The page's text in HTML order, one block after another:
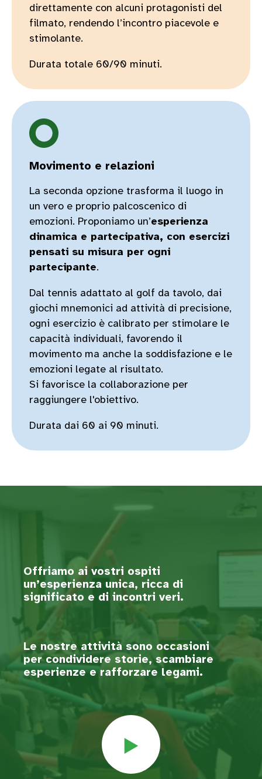
direttamente con alcuni protagonisti del
filmato, rendendo l’incontro piacevole e
stimolante.
Durata totale 60/90 minuti.
Movimento e relazioni
La seconda opzione trasforma il luogo in
un vero e proprio palcoscenico di
emozioni. Proponiamo un’esperienza
dinamica e partecipativa, con esercizi
pensati su misura per ogni
partecipante.
Dal tennis adattato al golf da tavolo, dai
giochi mnemonici ad attività di precisione,
ogni esercizio è calibrato per stimolare le
capacità individuali, favorendo il
movimento ma anche la soddisfazione e le
emozioni legate al risultato.
Si favorisce la collaborazione per
raggiungere l'obiettivo.
Durata dai 60 ai 90 minuti.
Offriamo ai vostri ospiti
un’esperienza unica, ricca di
significato e di incontri veri.
Le nostre attività sono occasioni
per condividere storie, scambiare
esperienze e rafforzare legami.